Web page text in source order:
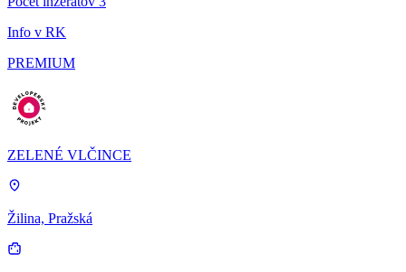
Info v RK
PREMIUM
ZELENÉ VLČINCE
Žilina, Pražská